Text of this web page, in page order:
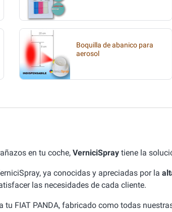
Boquilla de abanico para
aerosol
en tu coche, VerniciSpray tiene la
ya conocidas y apreciadas por la
las necesidades de cada cliente.
tu FIAT PANDA, fabricado como todas